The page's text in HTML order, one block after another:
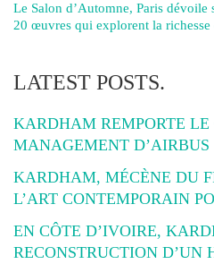
Le Salon d’Automne, Paris dévoile
20 œuvres qui explorent la richesse
LATEST POSTS.
KARDHAM REMPORTE LE
MANAGEMENT D’AIRBUS
KARDHAM, MÉCÈNE DU
L’ART CONTEMPORAIN
EN CÔTE D’IVOIRE,
RECONSTRUCTION D’UN